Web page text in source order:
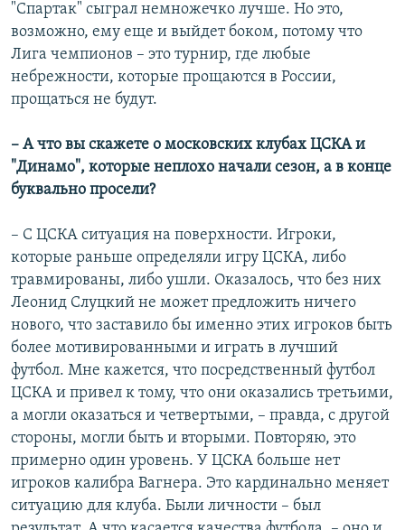
"Спартак" сыграл немножечко лучше. Но это,
возможно, ему еще и выйдет боком, потому что
Лига чемпионов – это турнир, где любые
небрежности, которые прощаются в России,
прощаться не будут.
– А что вы скажете о московских клубах ЦСКА и
"Динамо", которые неплохо начали сезон, а в конце
буквально просели?
– С ЦСКА ситуация на поверхности. Игроки,
которые раньше определяли игру ЦСКА, либо
травмированы, либо ушли. Оказалось, что без них
Леонид Слуцкий не может предложить ничего
нового, что заставило бы именно этих игроков быть
более мотивированными и играть в лучший
футбол. Мне кажется, что посредственный футбол
ЦСКА и привел к тому, что они оказались третьими,
а могли оказаться и четвертыми, – правда, с другой
стороны, могли быть и вторыми. Повторяю, это
примерно один уровень. У ЦСКА больше нет
игроков калибра Вагнера. Это кардинально меняет
ситуацию для клуба. Были личности – был